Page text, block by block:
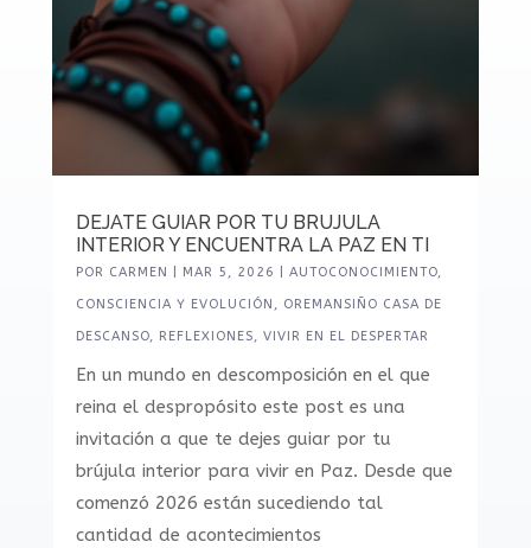
DEJATE GUIAR POR TU BRUJULA
INTERIOR Y ENCUENTRA LA PAZ EN TI
POR CARMEN MAR 5, 2026 AUTOCONOCIMIENTO,
CONSCIENCIA Y EVOLUCIÓN , OREMANSIÑO CASA DE
DESCANSO, REFLEXIONES, VIVIR EN EL DESPERTAR
En un mundo en descomposición en el que
reina el despropósito este post es una
invitación a que te dejes guiar por tu
brújula interior para vivir en Paz. Desde que
comenzó 2026 están sucediendo tal
cantidad de acontecimientos